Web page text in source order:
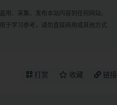
用、采集、发布本站内容到任何网站、
于学习参考，请勿直接商用或其他方式
打赏 收藏 链接